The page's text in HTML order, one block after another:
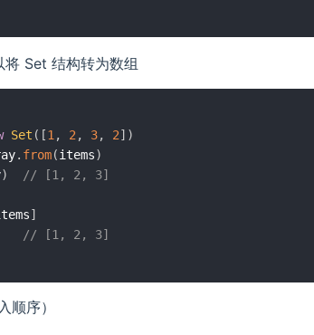
将 Set 结构转为数组
Set ( [1 , 2 , 3, 2] )
. from(items)
)
// [1, 2, 3]
]
// [1, 2, 3]
顺序）